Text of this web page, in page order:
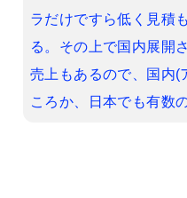
ラだけですら低く見積
る。その上で国内展開
売上もあるので、国内(
ころか、日本でも有数